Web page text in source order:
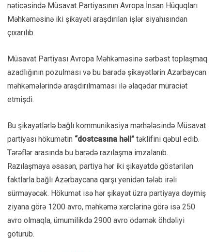
nəticəsində Müsavat Partiyasının Avropa İnsan Hüquqları
Məhkəməsinə iki şikayəti araşdırılan işlər siyahısından
çıxarılıb.
Müsavat Partiyası Avropa Məhkəməsinə sərbəst toplaşmaq
azadlığının pozulması və bu barədə şikayətlərin Azərbaycan
məhkəmələrində araşdırılmaması ilə əlaqədar müraciət
etmişdi.
Bu şikayətlərlə bağlı kommunikasiya mərhələsində Müsavat
partiyası hökumətin “dostcasına həll” təklifini qəbul edib.
Tərəflər arasında bu barədə razılaşma imzalanıb.
Razılaşmaya əsasən, partiya hər iki şikayətdə göstərilən
faktlarla bağlı Azərbaycana qarşı yenidən tələb irəli
sürməyəcək. Hökumət isə hər şikayət üzrə partiyaya dəymiş
ziyana görə 1200 avro, məhkəmə xərclərinə görə isə 250
avro olmaqla, ümumilikdə 2900 avro ödəmək öhdəliyi
götürüb.